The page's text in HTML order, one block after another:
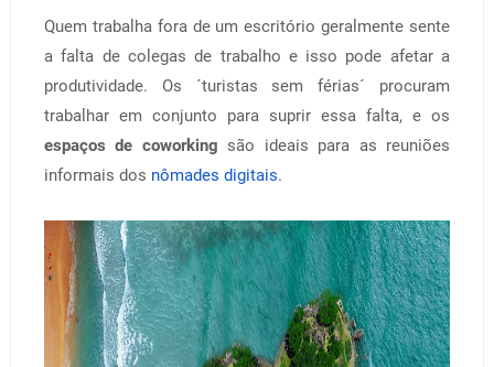
Quem trabalha fora de um escritório geralmente sente
a falta de colegas de trabalho e isso pode afetar a
produtividade. Os ´turistas sem férias´ procuram
trabalhar em conjunto para suprir essa falta, e os
espaços de coworking são ideais para as reuniões
informais dos nômades digitais.